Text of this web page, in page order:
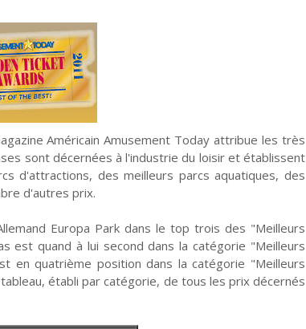
Américain Amusement Today attribue les très
sont décernées à l'industrie du loisir et établissent
d'attractions, des meilleurs parcs aquatiques, des
d'autres prix.
Europa Park dans le top trois des "Meilleurs
est quand à lui second dans la catégorie "Meilleurs
en quatrième position dans la catégorie "Meilleurs
établi par catégorie, de tous les prix décernés